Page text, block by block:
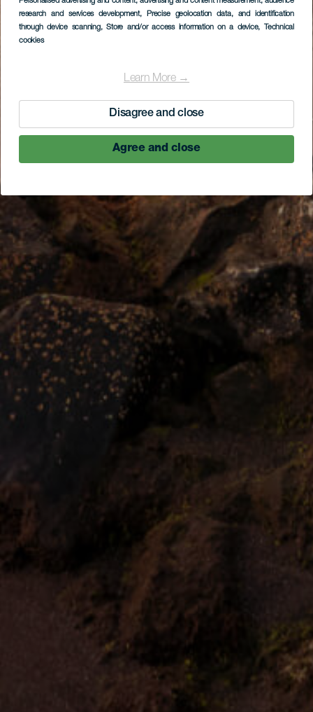
research and services development, Precise geolocation data, and identification
through device scanning, Store and/or access information on a device, Technical
cookies
Learn More →
Disagree and close
Agree and close